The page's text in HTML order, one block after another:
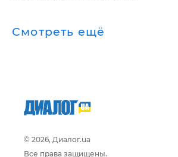
Смотреть ещё
© 2026, Диалог.ua
Все права защищены.